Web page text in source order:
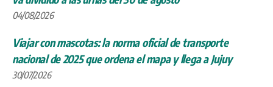
04/08/2026
Viajar con mascotas: la norma oficial de transporte
nacional de 2025 que ordena el mapa y llega a Jujuy
30/07/2026